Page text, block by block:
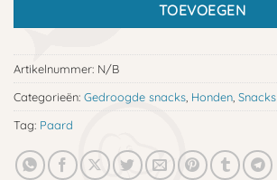
TOEVOEGEN
Artikelnummer: N/B
Categorieën: Gedroogde snacks Honden Snacks
Tag: Paard